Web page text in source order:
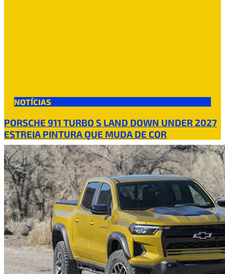
NOTÍCIAS
PORSCHE 911 TURBO S LAND DOWN UNDER 2027
ESTREIA PINTURA QUE MUDA DE COR